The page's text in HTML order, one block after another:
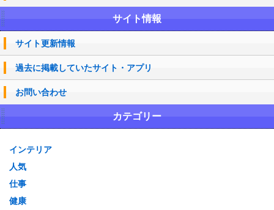
サイト情報
サイト更新情報
過去に掲載していたサイト・アプリ
お問い合わせ
カテゴリー
インテリア
人気
仕事
健康